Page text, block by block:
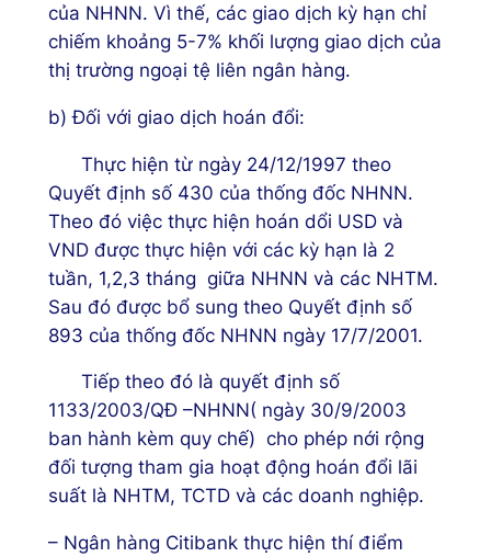
của NHNN. Vì thế, các giao dịch kỳ hạn chỉ
chiếm khoảng 5-7% khối lượng giao dịch của
thị trường ngoại tệ liên ngân hàng.
b) Đối với giao dịch hoán đổi:
Thực hiện từ ngày 24/12/1997 theo
Quyết định số 430 của thống đốc NHNN.
Theo đó việc thực hiện hoán dổi USD và
VND được thực hiện với các kỳ hạn là 2
tuần, 1,2,3 tháng giữa NHNN và các NHTM.
Sau đó được bổ sung theo Quyết định số
893 của thống đốc NHNN ngày 17/7/2001.
Tiếp theo đó là quyết định số
1133/2003/QĐ –NHNN( ngày 30/9/2003
ban hành kèm quy chế) cho phép nới rộng
đối tượng tham gia hoạt động hoán đổi lãi
suất là NHTM, TCTD và các doanh nghiệp.
– Ngân hàng Citibank thực hiện thí điểm